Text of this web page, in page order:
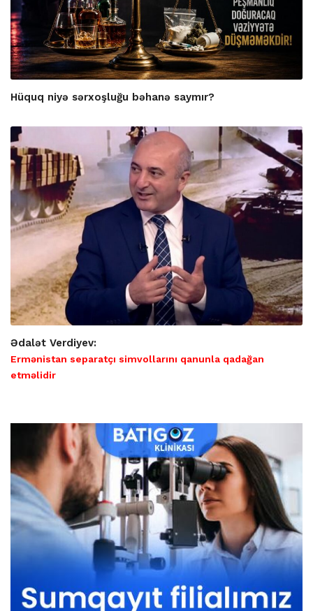
Hüquq niyə sərxoşluğu bəhanə saymır?
Ədalət Verdiyev:
Ermənistan separatçı simvollarını qanunla qadağan
etməlidir